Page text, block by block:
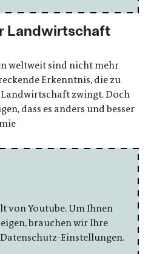
Landwirtschaft
weltweit sind nicht mehr
Erkenntnis, die zu
zwingt. Doch
dass es anders und besser
von Youtube. Um Ihnen
brauchen wir Ihre
Einstellungen.